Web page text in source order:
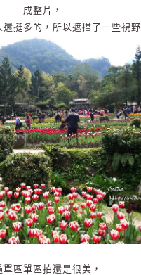
成整片，
還挺多的，所以遮擋了一些視野
單區單區拍還是很美，